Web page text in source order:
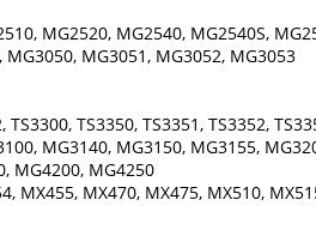
MG2520, MG2540, MG2540S,
MG3051, MG3052, MG3053
TS3350, TS3351, TS3352,
MG3140, MG3150, MG3155,
MG4200, MG4250
MX455, MX470, MX475, MX510,